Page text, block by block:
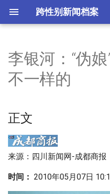
跨性别新闻档案
o
s
t
a
正文
摘要与附加信息
附加信息 [Processed Page
Metadata]
李银河：“伪
不一样的
正文
来源：四川新闻网-成都商报
时间： 2010年05月07日